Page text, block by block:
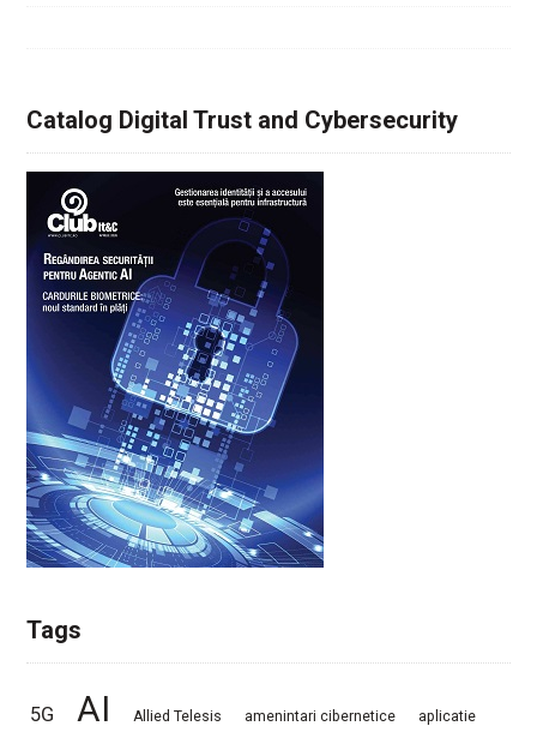
Catalog Digital Trust and Cybersecurity
Tags
5G AI Allied Telesis amenintari cibernetice aplicatie